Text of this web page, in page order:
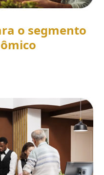
o segmento